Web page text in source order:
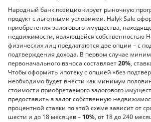
Народный банк позиционирует рыночную
продукт с льготными условиями. Halyk Sale
приобретения залогового имущества,
недвижимости, являющейся собственностью
физических лиц предлагаются две опции – с
подтверждения дохода. В первом случае
первоначального взноса составляет20%,
Чтобы оформить ипотеку с опцией «без
необходимо будет внести как минимум
стоимости приобретаемого залогового
предоставить в залог собственную
процентной ставки по этой схеме зависит от
шести и до 18 месяцев – 10%, от 18 до 240